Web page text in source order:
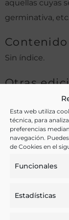
Esta web utiliza
técnica, para
preferencias
navegación.
de Cookies en el
Funcionales
Estadísticas
aquellas cuyas
germinativa, etc.
Contenido
Sin índice.
Otras
Notas: